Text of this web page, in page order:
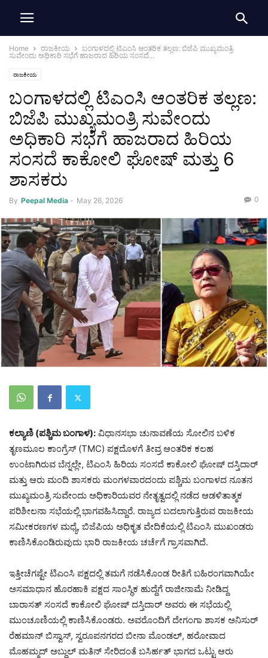
Home ರಾಜಕೀಯ
ಬಂಗಾಳದಲ್ಲಿ ಟಿಎಂಸಿ ಆಂತರಿಕ ತಲ್ಲಣ: ಬಿಜೆಪಿ ಮುಖ್ಯಮಂತ್ರಿ
ಸುವೇಂದು ಅಧಿಕಾರಿ ಸಭೆಗೆ ಹಾಜರಾದ ಹಿರಿಯ ಸಂಸದೆ...
ರಾಜಕೀಯ
ಬಂಗಾಳದಲ್ಲಿ ಟಿಎಂಸಿ ಆಂತರಿಕ ತಲ್ಲಣ:
ಬಿಜೆಪಿ ಮುಖ್ಯಮಂತ್ರಿ ಸುವೇಂದು
ಅಧಿಕಾರಿ ಸಭೆಗೆ ಹಾಜರಾದ ಹಿರಿಯ
ಸಂಸದೆ ಕಾಕೋಲಿ ಘೋಷ್ ಮತ್ತು 6
ಶಾಸಕರು
By Peepal Media - May 26, 2026 0
ಕಲ್ಯಾಣಿ (ಪಶ್ಚಿಮ ಬಂಗಾಳ): ವಿಧಾನಸಭಾ ಚುನಾವಣೆಯ ಸೋಲಿನ ಬಳಿಕ
ತೃಣಮೂಲ ಕಾಂಗ್ರೆಸ್ (TMC) ಪಕ್ಷದೊಳಗೆ ತೀವ್ರ ಆಂತರಿಕ ಕಲಹ
ಉಂಟಾಗಿರುವ ಬೆನ್ನಲ್ಲೇ, ಟಿಎಂಸಿ ಹಿರಿಯ ಸಂಸದೆ ಕಾಕೋಲಿ ಘೋಷ್ ದಸ್ತಿದಾರ್
ಮತ್ತು ಆರು ಮಂದಿ ಶಾಸಕರು ಮಂಗಳವಾರದಂದು ಪಶ್ಚಿಮ ಬಂಗಾಳದ ನೂತನ
ಮುಖ್ಯಮಂತ್ರಿ ಸುವೇಂದು ಅಧಿಕಾರಿಯವರ ನೇತೃತ್ವದಲ್ಲಿ ನಡೆದ ಆಡಳಿತಾತ್ಮಕ
ಪರಿಶೀಲನಾ ಸಭೆಯಲ್ಲಿ ಭಾಗವಹಿಸಿದ್ದಾರೆ. ರಾಜ್ಯದ ಬದಲಾಗುತ್ತಿರುವ ರಾಜಕೀಯ
ಸಮೀಕರಣಗಳ ಮಧ್ಯೆ, ಬಿಜೆಪಿಯ ಅಧಿಕೃತ ವೇದಿಕೆಯಲ್ಲಿ ಟಿಎಂಸಿ ಮುಖಂಡರು
ಕಾಣಿಸಿಕೊಂಡಿರುವುದು ಭಾರಿ ರಾಜಕೀಯ ಚರ್ಚೆಗೆ ಗ್ರಾಸವಾಗಿದೆ.
ಇತ್ತೀಚೆಗಷ್ಟೇ ಟಿಎಂಸಿ ಪಕ್ಷದಲ್ಲಿ ತಮಗೆ ನಡೆಸಿಕೊಂಡ ರೀತಿಗೆ ಬಹಿರಂಗವಾಗಿಯೇ
ಅಸಮಾಧಾನ ಹೊರಹಾಕಿ ಪಕ್ಷದ ಸಾಂಸ್ಥಿಕ ಹುದ್ದೆಗೆ ರಾಜೀನಾಮೆ ನೀಡಿದ್ದ
ಬಾರಾಸತ್ ಸಂಸದೆ ಕಾಕೋಲಿ ಘೋಷ್ ದಸ್ತಿದಾರ್ ಅವರು ಈ ಸಭೆಯಲ್ಲಿ
ಮುಂಚೂಣಿಯಲ್ಲಿ ಕಾಣಿಸಿಕೊಂಡರು. ಅವರೊಂದಿಗೆ ದೇಗಂಗಾ ಶಾಸಕ ಅನಿಸುರ್
ರೆಹಮಾನ್ ಬಿಸ್ವಾಸ್, ಸ್ವರೂಪನಗರದ ಬೀನಾ ಮೊಂಡಲ್, ಹರೋವಾದ
ಮೊಹಮ್ಮದ್ ಅಬ್ದುಲ್ ಮತಿನ್ ಸೇರಿದಂತೆ ಬಸಿರ್ಹತ್ ಭಾಗದ ಒಟ್ಟು ಆರು